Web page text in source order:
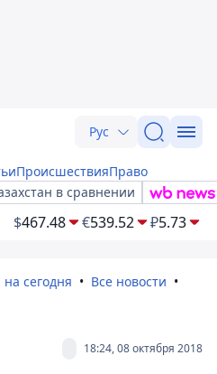
Рус
ПроисшествияПраво
в сравнении
$467.48 €539.52 ₽5.73
сегодня
Все новости
18:24, 08 октября 2018